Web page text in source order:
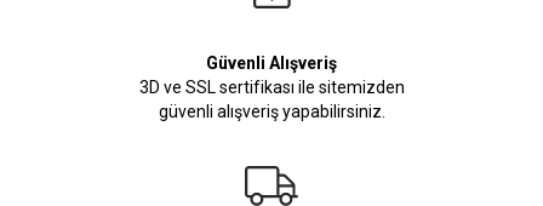
Güvenli Alışveriş
3D ve SSL sertifikası ile sitemizden
güvenli alışveriş yapabilirsiniz.